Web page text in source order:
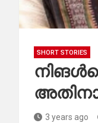
SHORT STORIES
3 years ago